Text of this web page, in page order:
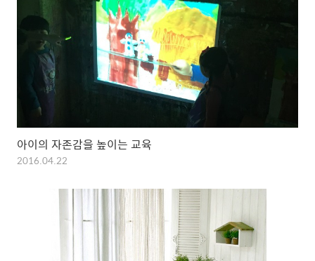
아이의 자존감을 높이는 교육
2016.04.22